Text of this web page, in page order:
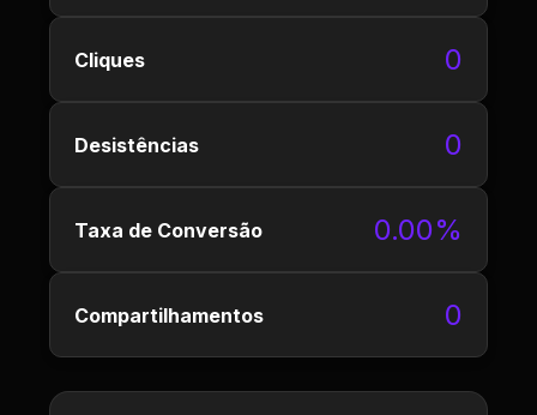
Cliques 0
Desistências 0
Taxa de Conversão 0.00%
Compartilhamentos 0